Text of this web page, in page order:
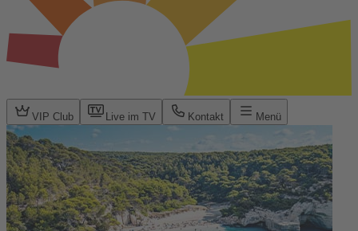
VIP Club Live im TV Kontakt Menü